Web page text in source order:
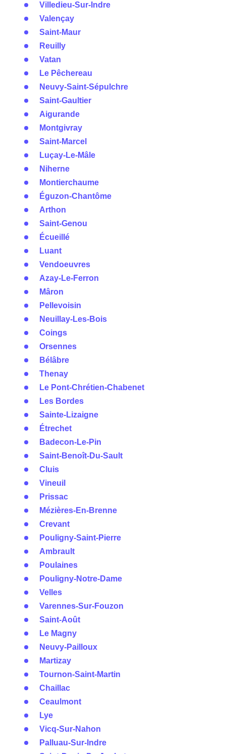
Villedieu-Sur-Indre
Valençay
Saint-Maur
Reuilly
Vatan
Le Pêchereau
Neuvy-Saint-Sépulchre
Saint-Gaultier
Aigurande
Montgivray
Saint-Marcel
Luçay-Le-Mâle
Niherne
Montierchaume
Éguzon-Chantôme
Arthon
Saint-Genou
Écueillé
Luant
Vendoeuvres
Azay-Le-Ferron
Mâron
Pellevoisin
Neuillay-Les-Bois
Coings
Orsennes
Bélâbre
Thenay
Le Pont-Chrétien-Chabenet
Les Bordes
Sainte-Lizaigne
Étrechet
Badecon-Le-Pin
Saint-Benoît-Du-Sault
Cluis
Vineuil
Prissac
Mézières-En-Brenne
Crevant
Pouligny-Saint-Pierre
Ambrault
Poulaines
Pouligny-Notre-Dame
Velles
Varennes-Sur-Fouzon
Saint-Août
Le Magny
Neuvy-Pailloux
Martizay
Tournon-Saint-Martin
Chaillac
Ceaulmont
Lye
Vicq-Sur-Nahon
Palluau-Sur-Indre